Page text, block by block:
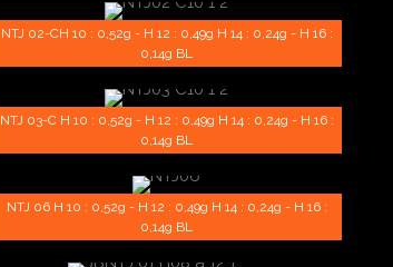
NTJ 02-CH 10 : 0,52g - H 12 : 0,49g H 14 : 0,24g - H 16 :
0,14g BL
NTJ 03-C H 10 : 0,52g - H 12 : 0,49g H 14 : 0,24g - H 16 :
0,14g BL
NTJ 06 H 10 : 0,52g - H 12 : 0,49g H 14 : 0,24g - H 16 :
0,14g BL